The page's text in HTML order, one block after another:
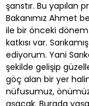
şanstır. Bu yapılan
Bakanımız Ahmet
ile bir önceki dönem
katkısı var.
ediyorum. Yani
şekilde gelişip
göç alan bir yer
nüfusumuz,